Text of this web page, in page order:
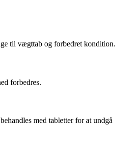
til vægttab og forbedret kondition.
forbedres.
med tabletter for at undgå